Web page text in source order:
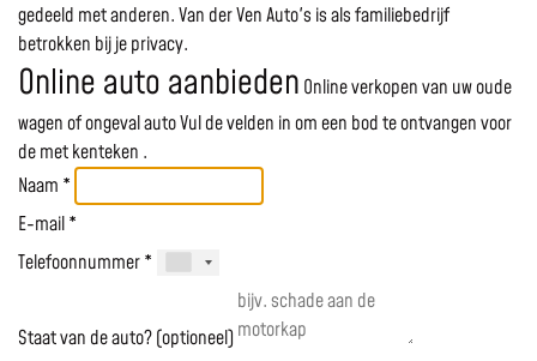
gedeeld met anderen. Van der Ven Auto's is als familiebedrijf
betrokken bij je privacy.
Online auto aanbieden Online verkopen van uw oude
wagen of ongeval autoVul de velden in om een bod te ontvangen voor
demet kenteken .
Naam *
E-mail *
Telefoonnummer *
Staat van de auto? (optioneel)